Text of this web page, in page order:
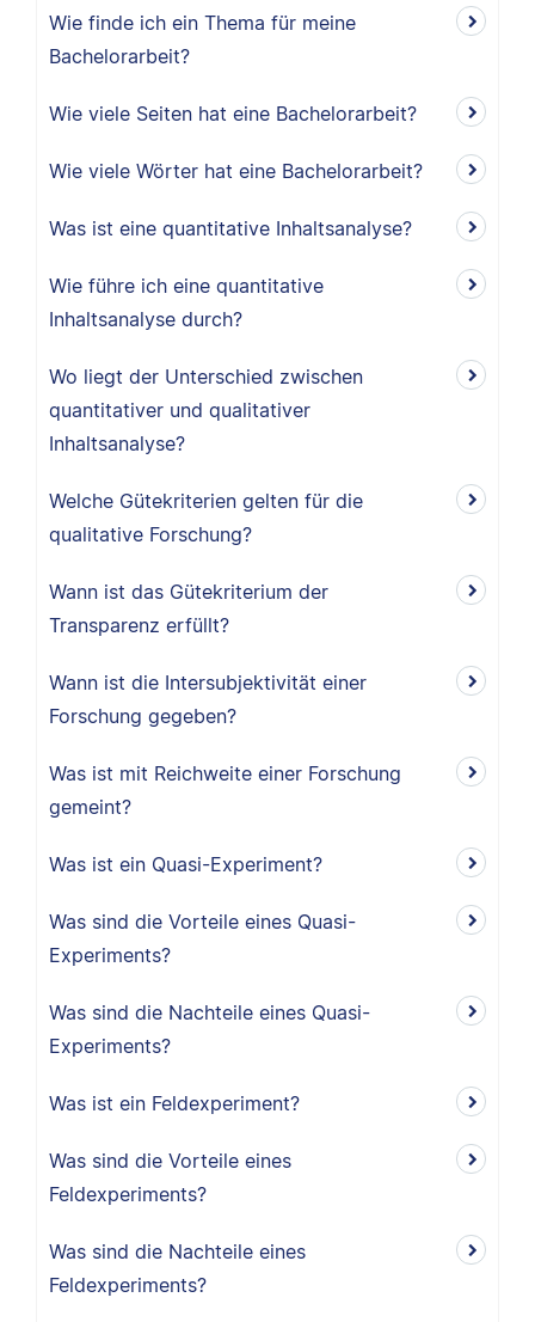
Wie finde ich ein Thema für meine
Bachelorarbeit?
Wie viele Seiten hat eine Bachelorarbeit?
Wie viele Wörter hat eine Bachelorarbeit?
Was ist eine quantitative Inhaltsanalyse?
Wie führe ich eine quantitative
Inhaltsanalyse durch?
Wo liegt der Unterschied zwischen
quantitativer und qualitativer
Inhaltsanalyse?
Welche Gütekriterien gelten für die
qualitative Forschung?
Wann ist das Gütekriterium der
Transparenz erfüllt?
Wann ist die Intersubjektivität einer
Forschung gegeben?
Was ist mit Reichweite einer Forschung
gemeint?
Was ist ein Quasi-Experiment?
Was sind die Vorteile eines Quasi-
Experiments?
Was sind die Nachteile eines Quasi-
Experiments?
Was ist ein Feldexperiment?
Was sind die Vorteile eines
Feldexperiments?
Was sind die Nachteile eines
Feldexperiments?